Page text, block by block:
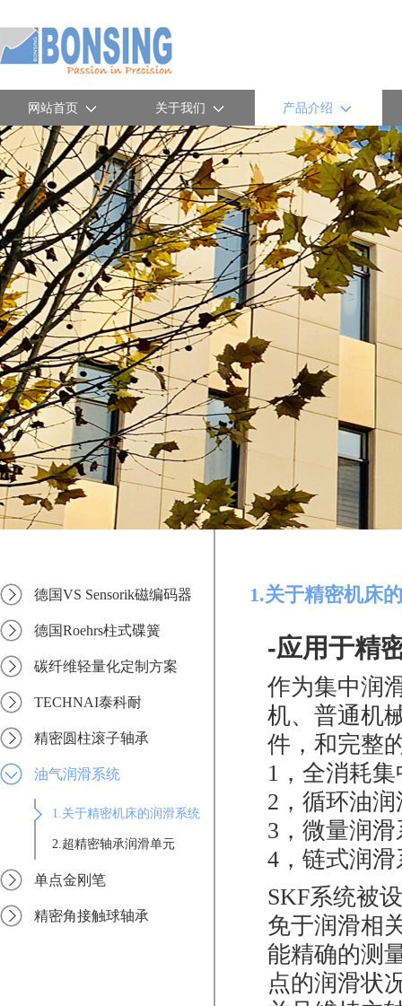
网站首页 关于我们 产品介绍
德国VS Sensorik磁编码器
德国Roehrs柱式碟簧
碳纤维轻量化定制方案
TECHNAI泰科耐
精密圆柱滚子轴承
油气润滑系统
1.关于精密机床的润滑系统
2.超精密轴承润滑单元
单点金刚笔
精密角接触球轴承
1.关于精密机床
-应用于精
作为集中润
机、普通机
件，和完整
1，全消耗
2，循环油
3，微量润滑
4，链式润滑
SKF系统被
免于润滑相
能精确的测
点的润滑状